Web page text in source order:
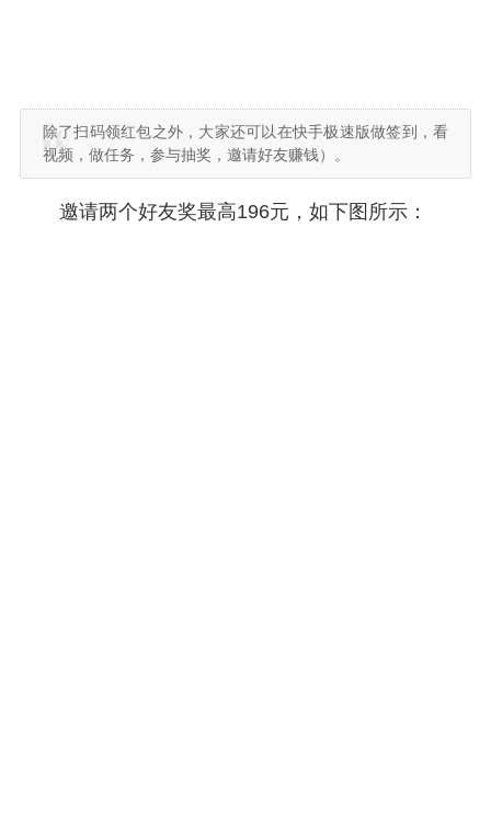
除了扫码领红包之外，大家还可以在快手极速版做签到，看
视频，做任务，参与抽奖，邀请好友赚钱）。
邀请两个好友奖最高196元，如下图所示：